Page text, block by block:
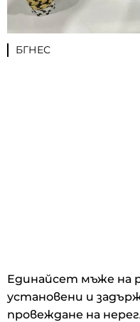
БГНЕС
Единайсет мъже на
установени и
провеждане на